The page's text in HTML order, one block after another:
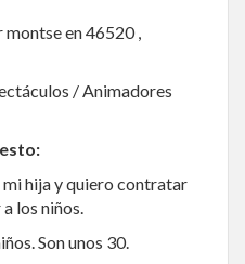
en 46520 ,
/ Animadores
mi hija y quiero contratar
los niños.
Son unos 30.